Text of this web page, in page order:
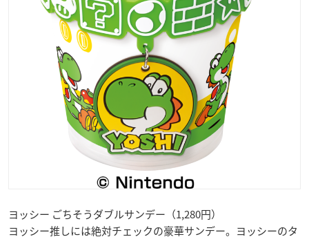
ヨッシー ごちそうダブルサンデー（1,280円）
ヨッシー推しには絶対チェックの豪華サンデー。ヨッシーのタ